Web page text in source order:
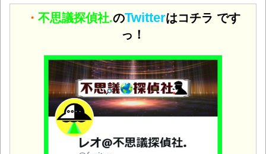
・ 不思議探偵社.のTwitterはコチラ です
っ！